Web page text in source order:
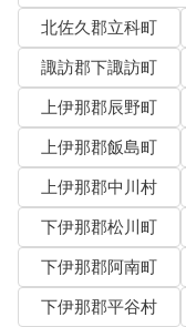
北佐久郡立科町
諏訪郡下諏訪町
上伊那郡辰野町
上伊那郡飯島町
上伊那郡中川村
下伊那郡松川町
下伊那郡阿南町
下伊那郡平谷村